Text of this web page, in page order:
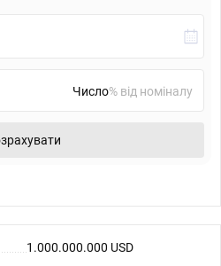
% від номіналу
1.000.000.000 USD